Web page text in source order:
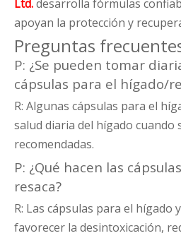
Ltd.desarrolla fórmulas
apoyan la protección y
Preguntas
P: ¿Se pueden tomar
cápsulas para el hígado/
R: Algunas cápsulas para el
salud diaria del hígado cuando
recomendadas.
P: ¿Qué hacen las
resaca?
R: Las cápsulas para el hígado
favorecer la desintoxicación,